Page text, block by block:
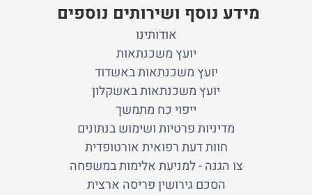
מידע נוסף ושירותים נוספים
אודותינו
יועץ משכנתאות
יועץ משכנתאות באשדוד
יועץ משכנתאות באשקלון
ייפוי כח מתמשך
מדיניות פרטיות ושימוש בנתונים
חוות דעת רפואית אורטופדית
צו הגנה - למניעת אלימות במשפחה
הסכם גירושין פריסה ארצית